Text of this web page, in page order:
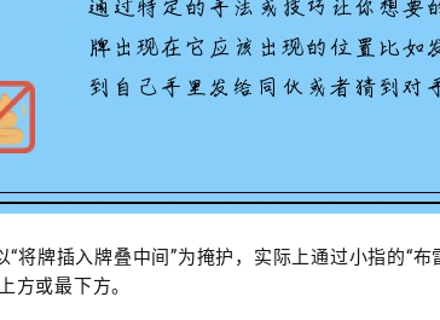
“将牌插入牌叠中间”为掩护，实际上通过小指的“
方或最下方。